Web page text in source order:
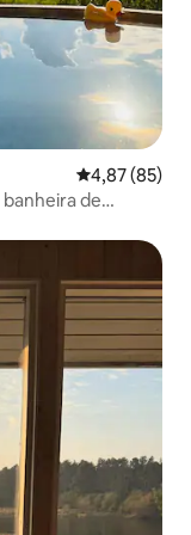
4,87 de uma
4,87 (85)
de